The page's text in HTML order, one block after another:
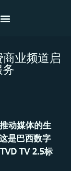
业频道启
务
推动媒体的生
是巴西数字
TV 2.5标